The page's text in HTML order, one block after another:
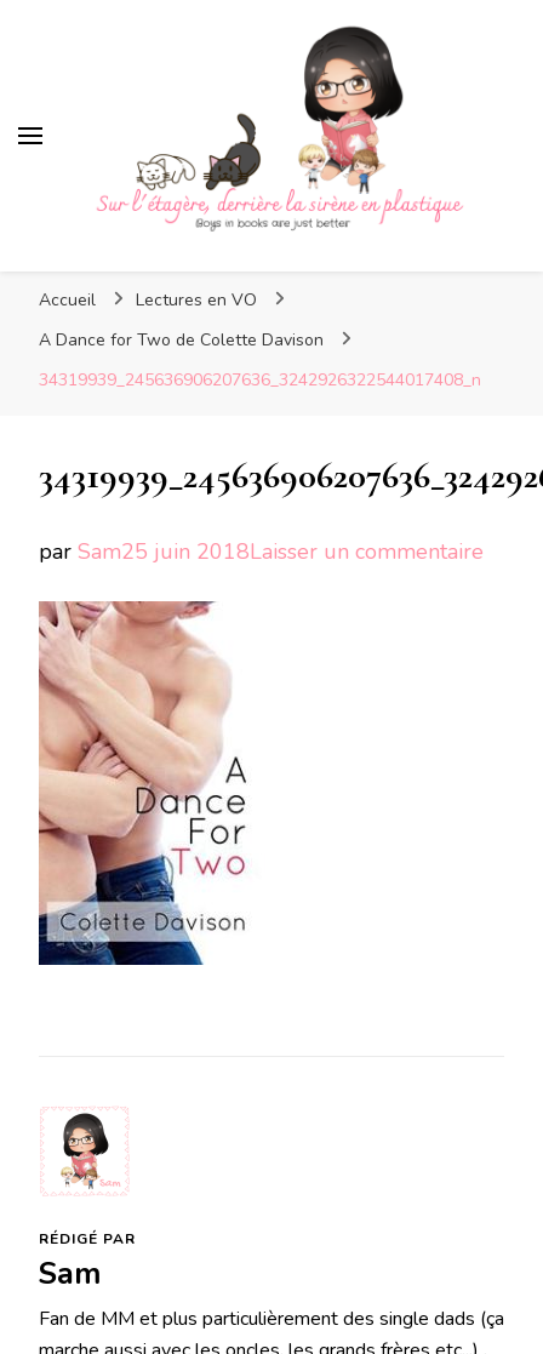
Sur l'étagère, derrière la
sirène en plastique
Accueil
Lectures en VO
A Dance for Two de Colette Davison
34319939_245636906207636_3242926322544017408_n
par Sam25 juin 2018Laisser un commentaire
RÉDIGÉ PAR
Sam
Fan de MM et plus particulièrement des single dads (ça